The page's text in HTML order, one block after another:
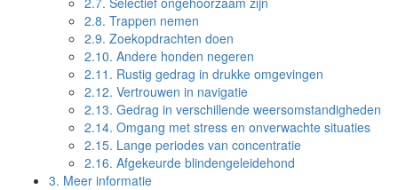
2.8. Trappen nemen
2.9. Zoekopdrachten doen
2.10. Andere honden negeren
2.11. Rustig gedrag in drukke omgevingen
2.12. Vertrouwen in navigatie
2.13. Gedrag in verschillende weersomstandigheden
2.14. Omgang met stress en onverwachte situaties
2.15. Lange periodes van concentratie
2.16. Afgekeurde blindengeleidehond
3. Meer informatie